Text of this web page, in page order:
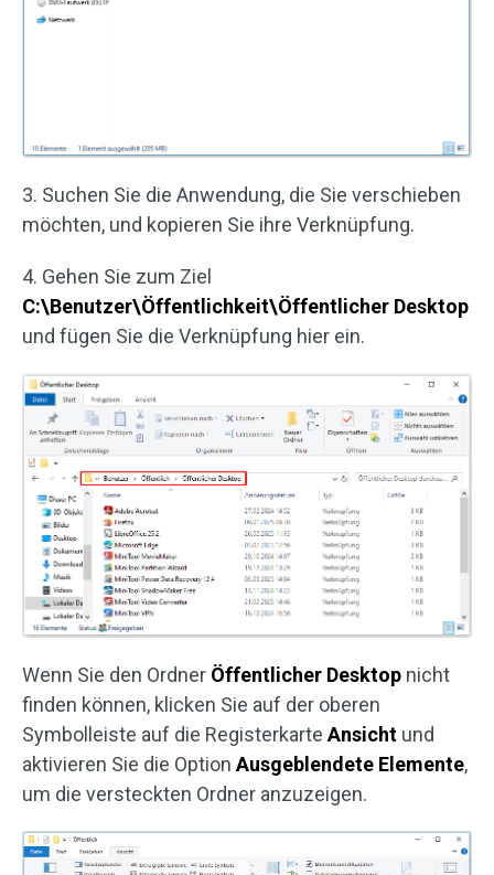
3. Suchen Sie die Anwendung, die Sie verschieben
möchten, und kopieren Sie ihre Verknüpfung.
4. Gehen Sie zum Ziel
C:\Benutzer\Öffentlichkeit\Öffentlicher Desktop
und fügen Sie die Verknüpfung hier ein.
Wenn Sie den Ordner Öffentlicher Desktop nicht
finden können, klicken Sie auf der oberen
Symbolleiste auf die RegisterkarteAnsicht und
aktivieren Sie die OptionAusgeblendete Elemente,
um die versteckten Ordner anzuzeigen.